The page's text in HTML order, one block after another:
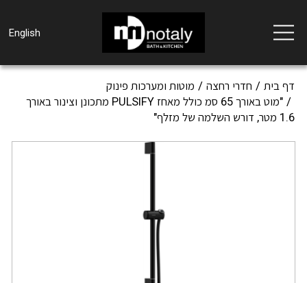
Toggle
navigation
English
דף בית חדרי רחצה
מוטות ומערכות פינוק
"מוט באורך 65 סמ כולל מאחז PULSIFY מתכונן וצינור באורך
1.6 מטר, דורש השלמה של מזלף"